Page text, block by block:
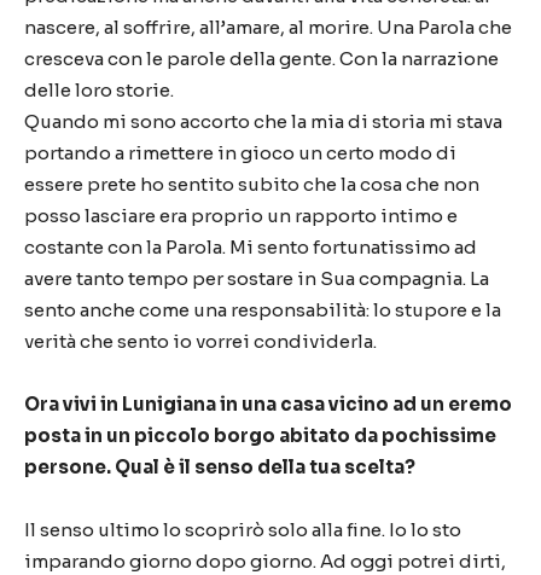
nascere, al soffrire, all’amare, al morire. Una Parola che
cresceva con le parole della gente. Con la narrazione
delle loro storie.
Quando mi sono accorto che la mia di storia mi stava
portando a rimettere in gioco un certo modo di
essere prete ho sentito subito che la cosa che non
posso lasciare era proprio un rapporto intimo e
costante con la Parola. Mi sento fortunatissimo ad
avere tanto tempo per sostare in Sua compagnia. La
sento anche come una responsabilità: lo stupore e la
verità che sento io vorrei condividerla.
Ora vivi in Lunigiana in una casa vicino ad un eremo
posta in un piccolo borgo abitato da pochissime
persone. Qual è il senso della tua scelta?
Il senso ultimo lo scoprirò solo alla fine. Io lo sto
imparando giorno dopo giorno. Ad oggi potrei dirti,